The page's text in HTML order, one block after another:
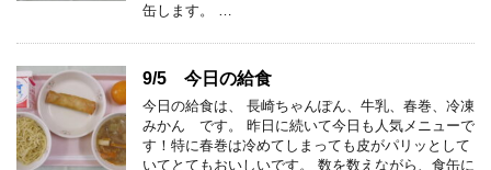
缶します。 …
9/5 今日の給食
今日の給食は、 長崎ちゃんぽん、牛乳、春巻、冷凍
みかん です。 昨日に続いて今日も人気メニューで
す！特に春巻は冷めてしまっても皮がパリッとして
いてとてもおいしいです。 数を数えながら、食缶に